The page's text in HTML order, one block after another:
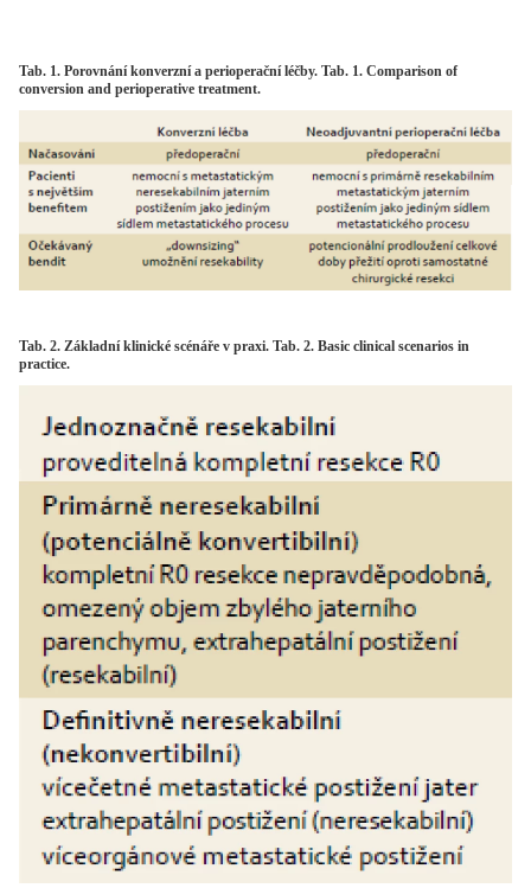
Tab. 1. Porovnání konverzní a perioperační léčby. Tab. 1. Comparison of
conversion and perioperative treatment.
Tab. 2. Základní klinické scénáře v praxi. Tab. 2. Basic clinical scenarios in
practice.